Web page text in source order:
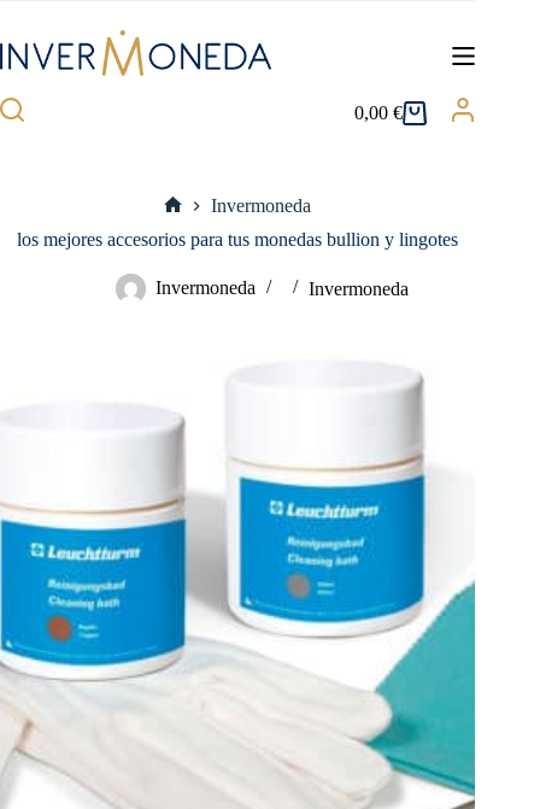
contenido
Carro
0,00€
Invermoneda
los mejores accesorios para tus monedas bullion y lingotes
Invermoneda Invermoneda